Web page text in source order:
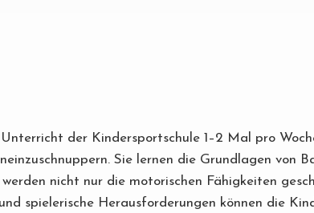
der Kindersportschule 1–2 Mal pro
Sie lernen die Grundlagen von
nicht nur die motorischen Fähigkeiten
spielerische Herausforderungen können die